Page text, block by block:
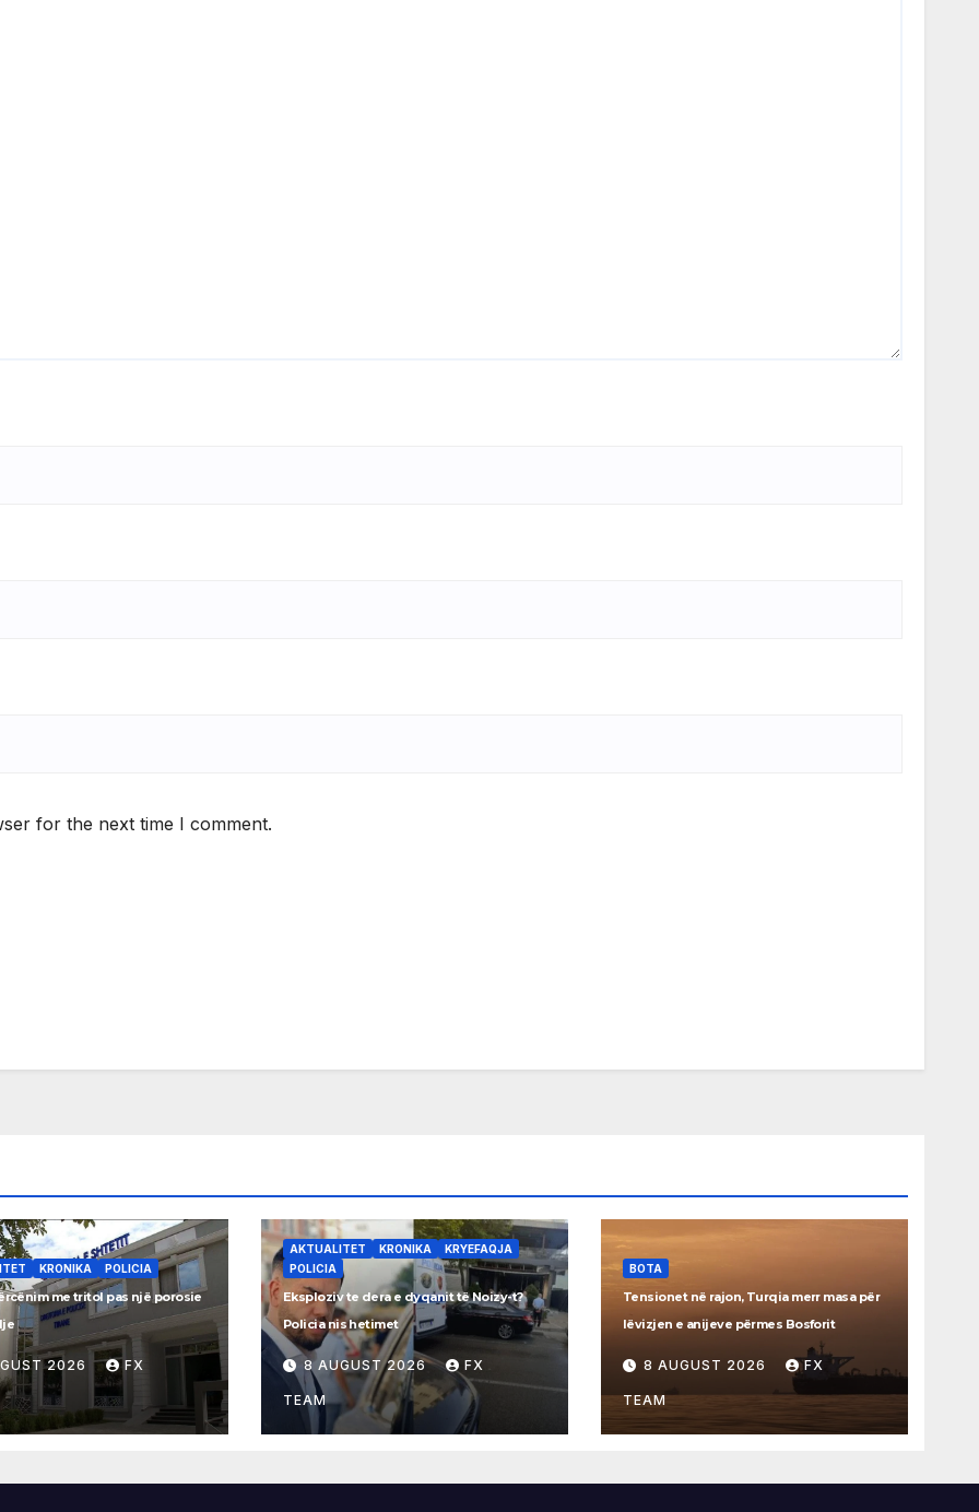
for the next time I comment.
KRONIKA POLICIA
me tritol pas një porosie
2026 FX
AKTUALITET KRONIKA
KRYEFAQJA
POLICIA
Eksploziv te dera e dyqanit të Noizy-t?
Policia nis hetimet
8 AUGUST 2026 FX
TEAM
BOTA
Tensionet në rajon, Turqia merr masa për
lëvizjen e anijeve përmes Bosforit
8 AUGUST 2026 FX
TEAM